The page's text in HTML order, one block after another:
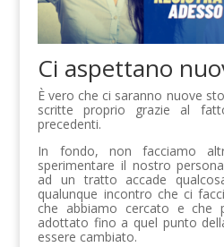
Ci aspettano
È vero che ci saranno nuove
scritte proprio grazie al
precedenti.
In fondo, non facciamo
sperimentare il nostro
ad un tratto accade
qualunque incontro che ci
che abbiamo cercato e che
adottato fino a quel punto
essere cambiato.